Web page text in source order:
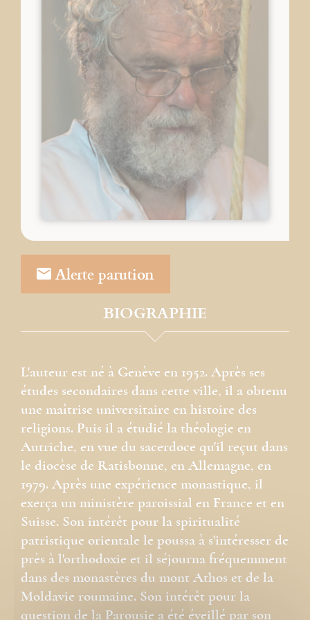
Alerte parution
BIOGRAPHIE
L'auteur est né à Genève en 1952. Après ses
études secondaires dans cette ville, il a obtenu
une maîtrise universitaire en histoire des
religions. Puis il a étudié la théologie en
Autriche, en vue du sacerdoce qu'il reçut dans
le diocèse de Ratisbonne, en Allemagne, en
1979. Après une expérience monastique, il
exerça un ministère paroissial en France et en
Suisse. Son intérêt pour la spiritualité
patristique orientale le poussa à s'intéresser de
près à l'orthodoxie et il séjourna fréquemment
dans des monastères du mont Athos et de la
Moldavie roumaine. Son intérêt pour la